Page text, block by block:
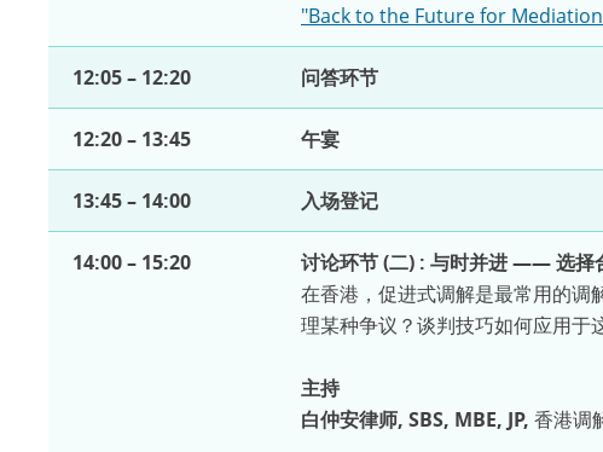
"Back to the Future for
12:05 – 12:20 问答环节
12:20 – 13:45 午宴
13:45 – 14:00 入场登记
14:00 – 15:20
讨论环节 (二) : 与时并进 —— 选择
在香港，促进式调解是最常用的调
理某种争议？谈判技巧如何应用于
主持
白仲安律师, SBS, MBE, JP, 香港调